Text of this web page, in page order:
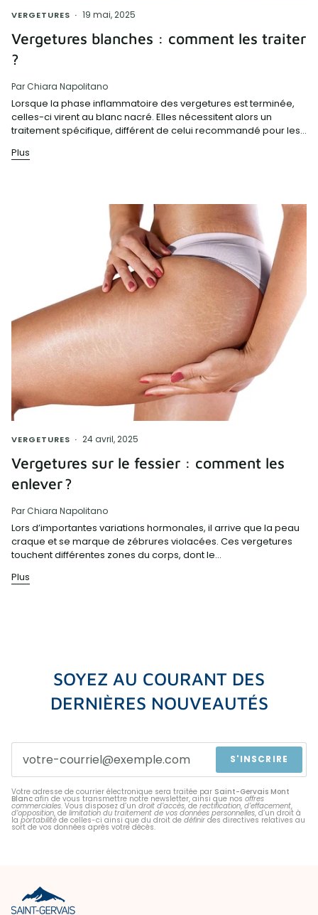
VERGETURES 19 mai, 2025
Vergetures blanches : comment les traiter
?
Par Chiara Napolitano
Lorsque la phase inflammatoire des vergetures est terminée,
celles-ci virent au blanc nacré. Elles nécessitent alors un
traitement spécifique, différent de celui recommandé pour les...
Plus
VERGETURES 24 avril, 2025
Vergetures sur le fessier : comment les
enlever ?
Par Chiara Napolitano
Lors d’importantes variations hormonales, il arrive que la peau
craque et se marque de zébrures violacées. Ces vergetures
touchent différentes zones du corps, dont le...
Plus
SOYEZ AU COURANT DES
DERNIÈRES NOUVEAUTÉS
S'INSCRIRE
Votre adresse de courrier électronique sera traitée par Saint-Gervais Mont
Blanc afin de vous transmettre notre newsletter, ainsi que nos offres
commerciales. Vous disposez d’un droit d’accès, de rectification, d’effacement,
d’opposition, de limitation du traitement de vos données personnelles, d’un droit à
la portabilité de celles-ci ainsi que du droit de définir des directives relatives au
sort de vos données après votre décès.